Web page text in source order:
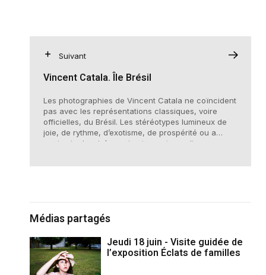
Suivant
Vincent Catala. Île Brésil
Les photographies de Vincent Catala ne coïncident
pas avec les représentations classiques, voire
officielles, du Brésil. Les stéréotypes lumineux de
joie, de rythme, d’exotisme, de prospérité ou a
contrario de misère qui entourent ces discours
dans ses images. Et c’est là que réside leur force.
Médias partagés
Jeudi 18 juin - Visite guidée de
l’exposition Éclats de familles